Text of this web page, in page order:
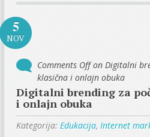
5
NOV
Comments Offon Digitalni
klasična i onlajn obuka
Digitalni brending za
i onlajn obuka
Kategorija:Edukacija, Internet